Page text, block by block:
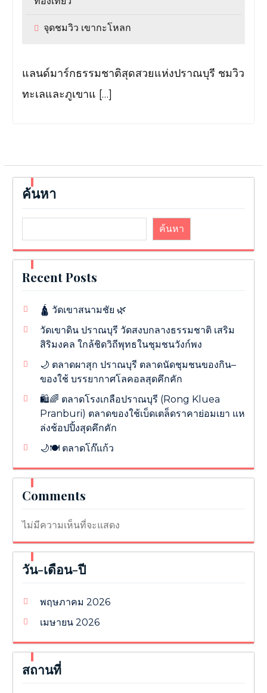
จุดชมวิว เขากะโหลก
แลนด์มาร์กธรรมชาติสุดสวยแห่งปราณบุรี ชมวิว
ทะเลและภูเขาแ […]
ค้นหา
ค้นหา
Recent Posts
🛕 วัดเขาสนามชัย 🌿
วัดเขาดิน ปราณบุรี วัดสงบกลางธรรมชาติ เสริม
สิริมงคล ใกล้ชิดวิถีพุทธในชุมชนวังก์พง
🌙 ตลาดผาสุก ปราณบุรี ตลาดนัดชุมชนของกิน–
ของใช้ บรรยากาศโลคอลสุดคึกคัก
🛍️🌈 ตลาดโรงเกลือปราณบุรี (Rong Kluea
Pranburi) ตลาดของใช้เบ็ดเตล็ดราคาย่อมเยา แห
ล่งช้อปปิ้งสุดคึกคัก
🌙🍽️ ตลาดโก๊แก้ว
Comments
ไม่มีความเห็นที่จะแสดง
วัน-เดือน-ปี
พฤษภาคม 2026
เมษายน 2026
สถานที่